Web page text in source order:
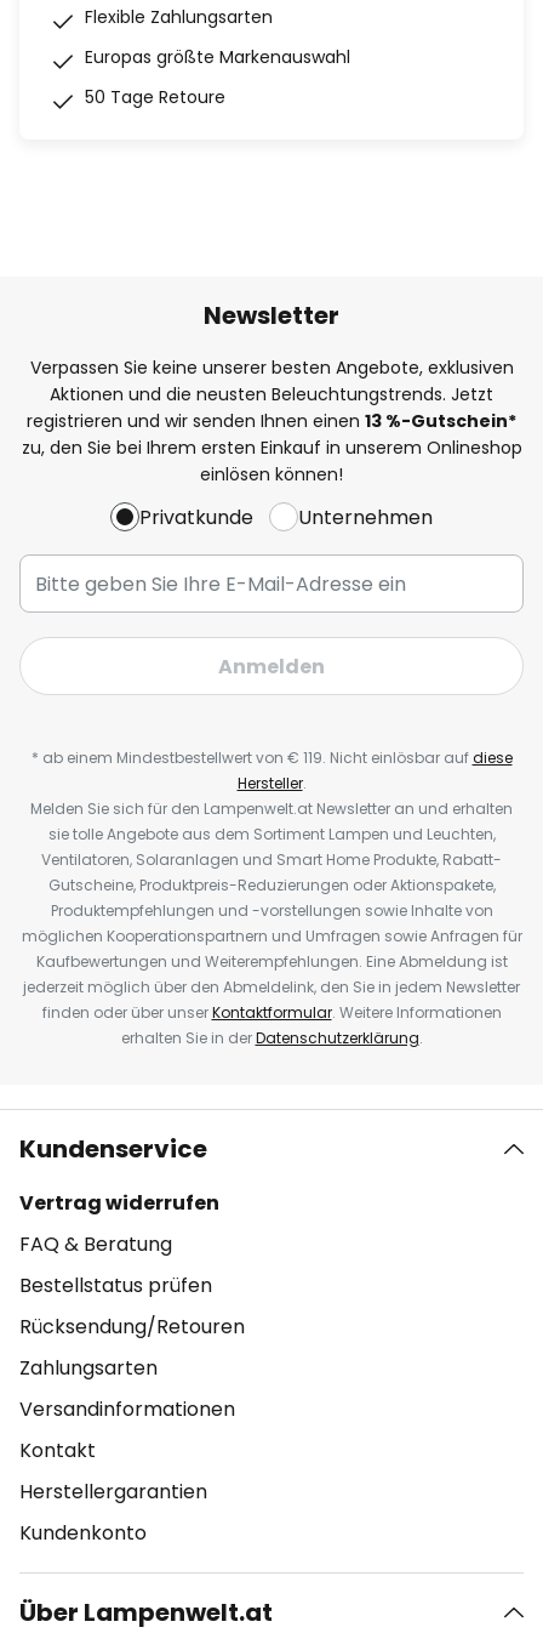
Flexible Zahlungsarten
Europas größte Markenauswahl
50 Tage Retoure
Newsletter
Verpassen Sie keine unserer besten Angebote, exklusiven
Aktionen und die neusten Beleuchtungstrends. Jetzt
registrieren und wir senden Ihnen einen 13 %-Gutschein*
zu, den Sie bei Ihrem ersten Einkauf in unserem Onlineshop
einlösen können!
Privatkunde Unternehmen
Anmelden
* ab einem Mindestbestellwert von € 119. Nicht einlösbar aufdiese
Hersteller.
Melden Sie sich für den Lampenwelt.at Newsletter an und erhalten
sie tolle Angebote aus dem Sortiment Lampen und Leuchten,
Ventilatoren, Solaranlagen und Smart Home Produkte, Rabatt-
Gutscheine, Produktpreis-Reduzierungen oder Aktionspakete,
Produktempfehlungen und -vorstellungen sowie Inhalte von
möglichen Kooperationspartnern und Umfragen sowie Anfragen für
Kaufbewertungen und Weiterempfehlungen. Eine Abmeldung ist
jederzeit möglich über den Abmeldelink, den Sie in jedem Newsletter
finden oder über unserKontaktformular. Weitere Informationen
erhalten Sie in derDatenschutzerklärung.
Kundenservice
Vertrag widerrufen
FAQ & Beratung
Bestellstatus prüfen
Rücksendung/Retouren
Zahlungsarten
Versandinformationen
Kontakt
Herstellergarantien
Kundenkonto
Über Lampenwelt.at